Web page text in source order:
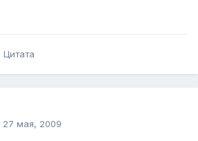
Цитата
27 мая, 2009